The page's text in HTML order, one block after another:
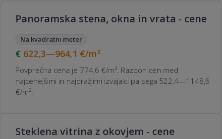
Panoramska stena, okna in vrata - cene
Na kvadratni meter
622,3—964,1 €/m²
Povprečna cena je 774,6 €/m². Razpon cen med
najcenejšimi in najdražjimi izvajalci pa sega 522,4—1148,6
€/m².
Steklena vitrina z okovjem - cene